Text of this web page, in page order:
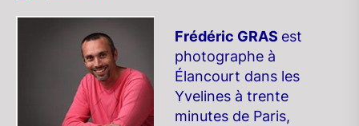
Frédéric GRAS est
photographe à
Élancourt dans les
Yvelines à trente
minutes de Paris,